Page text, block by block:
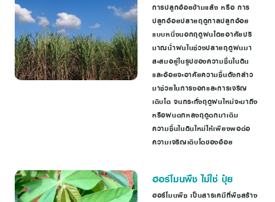
การปลูกอ้อยข้ามแล้ง หรือ การ
ปลูกอ้อยปลายฤดูกาลปลูกอ้อย
แบบหนึ่งนอกฤดูฝนโดยอาศัยปริ
มาณน้้าฝนในช่วงปลายฤดูฝนมา
สะสมอยู่ในรูปของความชื้นในดิน
และอ้อยจะอาศัยความชื้นดังกล่าว
มาช่วยในการงอกและการเจริญ
เติบโต จนกระทั่งฤดูฝนใหม่จะมาถึง
หรือฝนตกหลงฤดูตกมาเติม
ความชื้นในดินใหม่ให้เพียงพอต่อ
ความเจริญเติบโตของอ้อย
ฮอร์โมนพืช ไม่ใช่ ปุ๋ย
ฮอร์โมนพืช เป็นสารเคมีที่พืชสร้าง